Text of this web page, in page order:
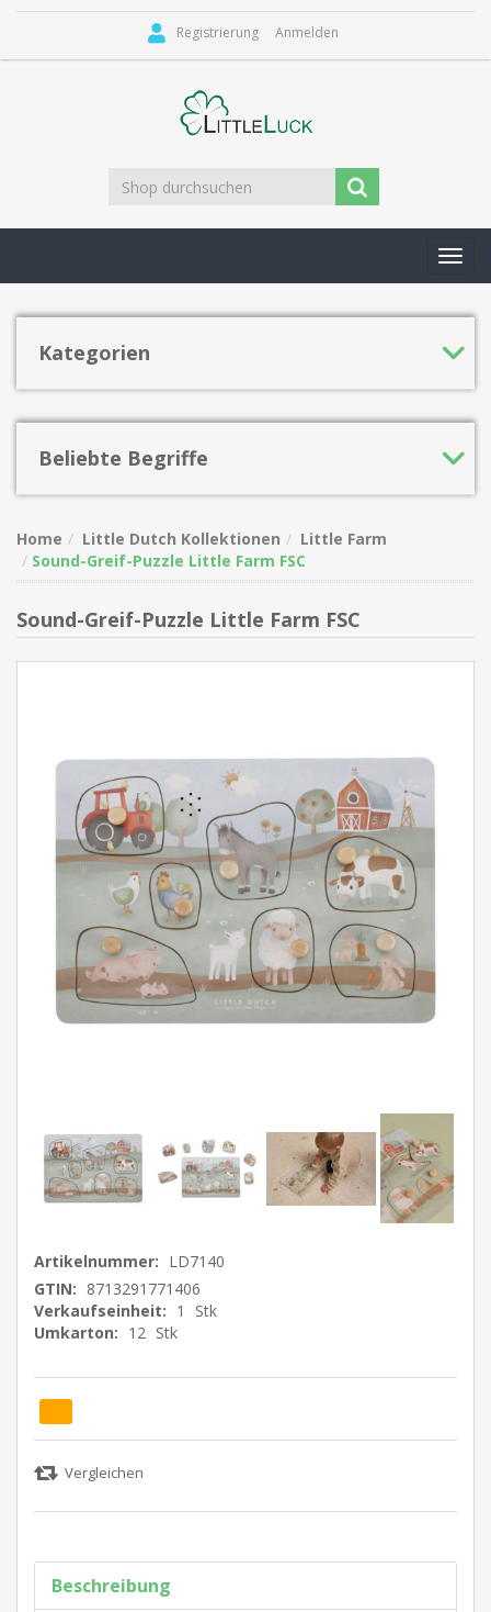
Registrierung Anmelden
Kategorien
Beliebte Begriffe
Home Little Dutch Kollektionen
Little Farm
Sound-Greif-Puzzle Little Farm FSC
Sound-Greif-Puzzle Little Farm FSC
Artikelnummer: LD7140
GTIN: 8713291771406
Verkaufseinheit: 1
Stk
Umkarton: 12 Stk
Beschreibung